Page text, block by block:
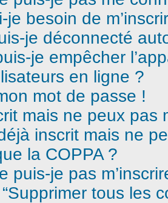
je besoin de
je déconnecté
je empêcher
en ligne ?
mot de passe !
mais ne peux pas
inscrit mais ne
la COPPA ?
puis-je pas
tous les